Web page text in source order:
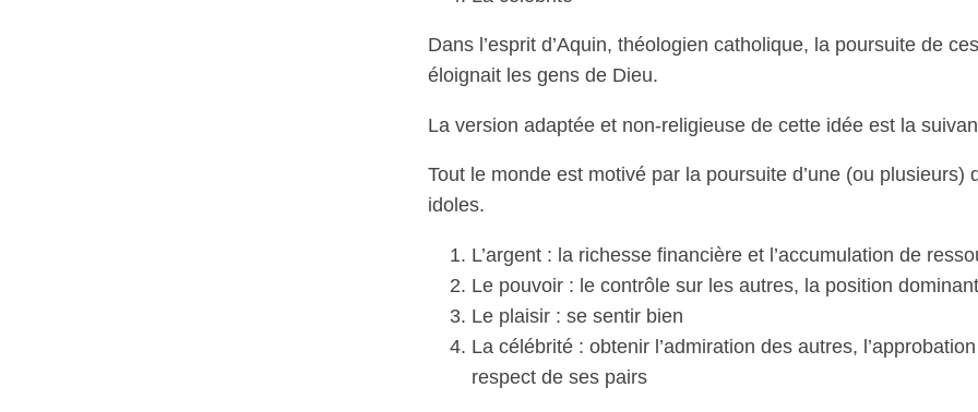
Dans l’esprit d’Aquin, théologien catholique, la poursuite de
éloignait les gens de Dieu.
La version adaptée et non-religieuse de cette idée est la
Tout le monde est motivé par la poursuite d’une (ou plusieurs)
idoles.
L’argent : la richesse financière et l’accumulation de
Le pouvoir : le contrôle sur les autres, la position
Le plaisir : se sentir bien
La célébrité : obtenir l’admiration des autres,
respect de ses pairs